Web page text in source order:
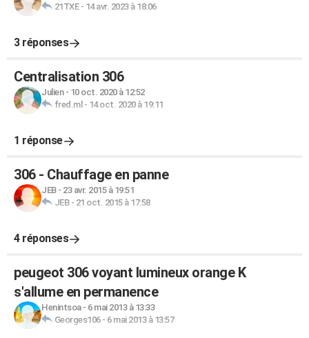
21TXE- 14 avr. 2023 à 18:06
3 réponses
Centralisation 306
Julien- 10 oct. 2020 à 12:52
fred.ml - 14 oct. 2020 à 19:11
1 réponse
306 - Chauffage en panne
JEB- 23 avr. 2015 à 19:51
JEB- 21 oct. 2015 à 17:58
4 réponses
peugeot 306 voyant lumineux orange K
s'allume en permanence
Henintsoa- 6 mai 2013 à 13:33
Georges106- 6 mai 2013 à 13:57